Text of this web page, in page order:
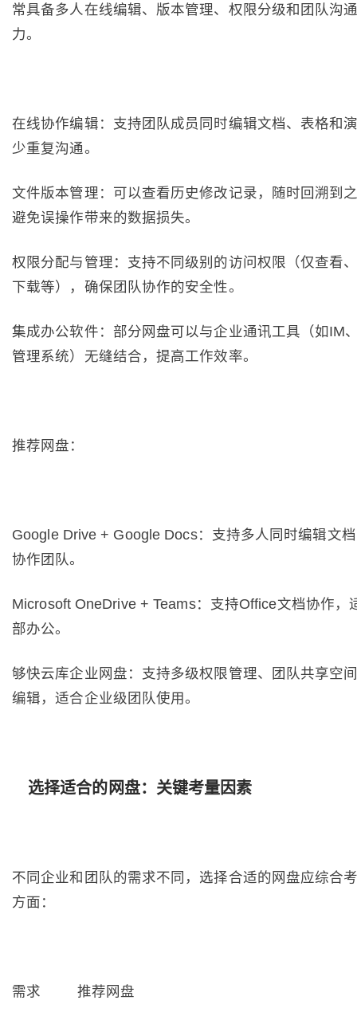
常具备多人在线编辑、版本管理、权限分级和团队沟
力。
在线协作编辑：支持团队成员同时编辑文档、表格和
少重复沟通。
文件版本管理：可以查看历史修改记录，随时回溯到
避免误操作带来的数据损失。
权限分配与管理：支持不同级别的访问权限（仅查看
下载等），确保团队协作的安全性。
集成办公软件：部分网盘可以与企业通讯工具（如IM
管理系统）无缝结合，提高工作效率。
推荐网盘：
Google Drive + Google Docs：支持多人同时编辑文
协作团队。
Microsoft OneDrive + Teams：支持Office文档协作，
部办公。
够快云库企业网盘：支持多级权限管理、团队共享空
编辑，适合企业级团队使用。
选择适合的网盘：关键考量因素
不同企业和团队的需求不同，选择合适的网盘应综合
方面：
需求 推荐网盘